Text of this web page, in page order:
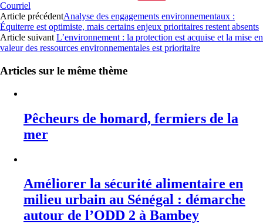
Courriel
Article précédentAnalyse des engagements environnementaux :
Équiterre est optimiste, mais certains enjeux prioritaires restent absents
Article suivant L’environnement : la protection est acquise et la mise en
valeur des ressources environnementales est prioritaire
Articles sur le même thème
Pêcheurs de homard, fermiers de la
mer
Améliorer la sécurité alimentaire en
milieu urbain au Sénégal : démarche
autour de l’ODD 2 à Bambey